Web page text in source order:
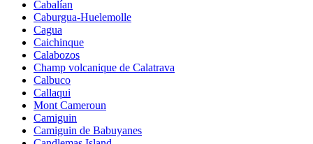
Cabalían
Caburgua-Huelemolle
Cagua
Caichinque
Calabozos
Champ volcanique de Calatrava
Calbuco
Callaqui
Mont Cameroun
Camiguin
Camiguin de Babuyanes